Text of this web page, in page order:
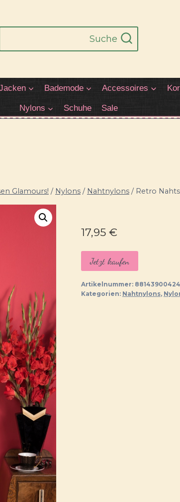
Suche
Bademode Accessoires
Nylons Schuhe Sale
Glamours! / Nylons / Nahtnylons / Retro
17,95 €
Jetzt kaufen
Artikelnummer:
Kategorien: Nahtnylons,